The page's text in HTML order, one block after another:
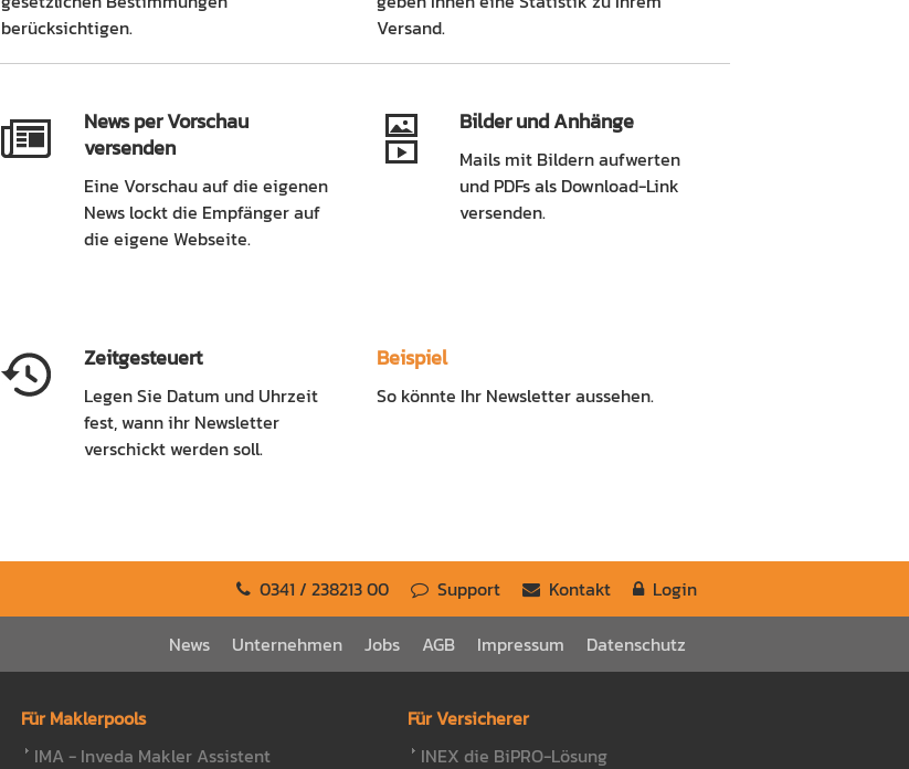
berücksichtigen.
Versand.
News per Vorschau
versenden
Eine Vorschau auf die eigenen
News lockt die Empfänger auf
die eigene Webseite.
Bilder und Anhänge
Mails mit Bildern aufwerten
und PDFs als Download-Link
versenden.
Zeitgesteuert
Legen Sie Datum und Uhrzeit
fest, wann ihr Newsletter
verschickt werden soll.
Beispiel
So könnte Ihr Newsletter aussehen.
0341 / 238213 00 Support Kontakt Login
News Unternehmen Jobs AGB Impressum Datenschutz
Für Maklerpools
IMA - Inveda Makler Assistent
Für Versicherer
INEX die BiPRO-Lösung